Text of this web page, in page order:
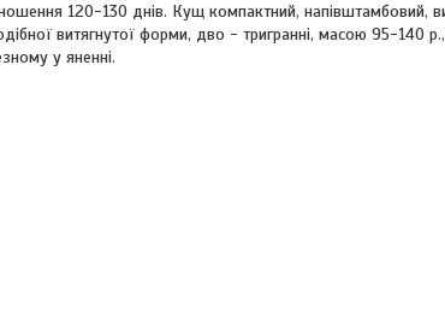
120-130 днів. Кущ компактний, напівштамбовий,
витягнутої форми, дво - тригранні, масою 95-140
у яненні.